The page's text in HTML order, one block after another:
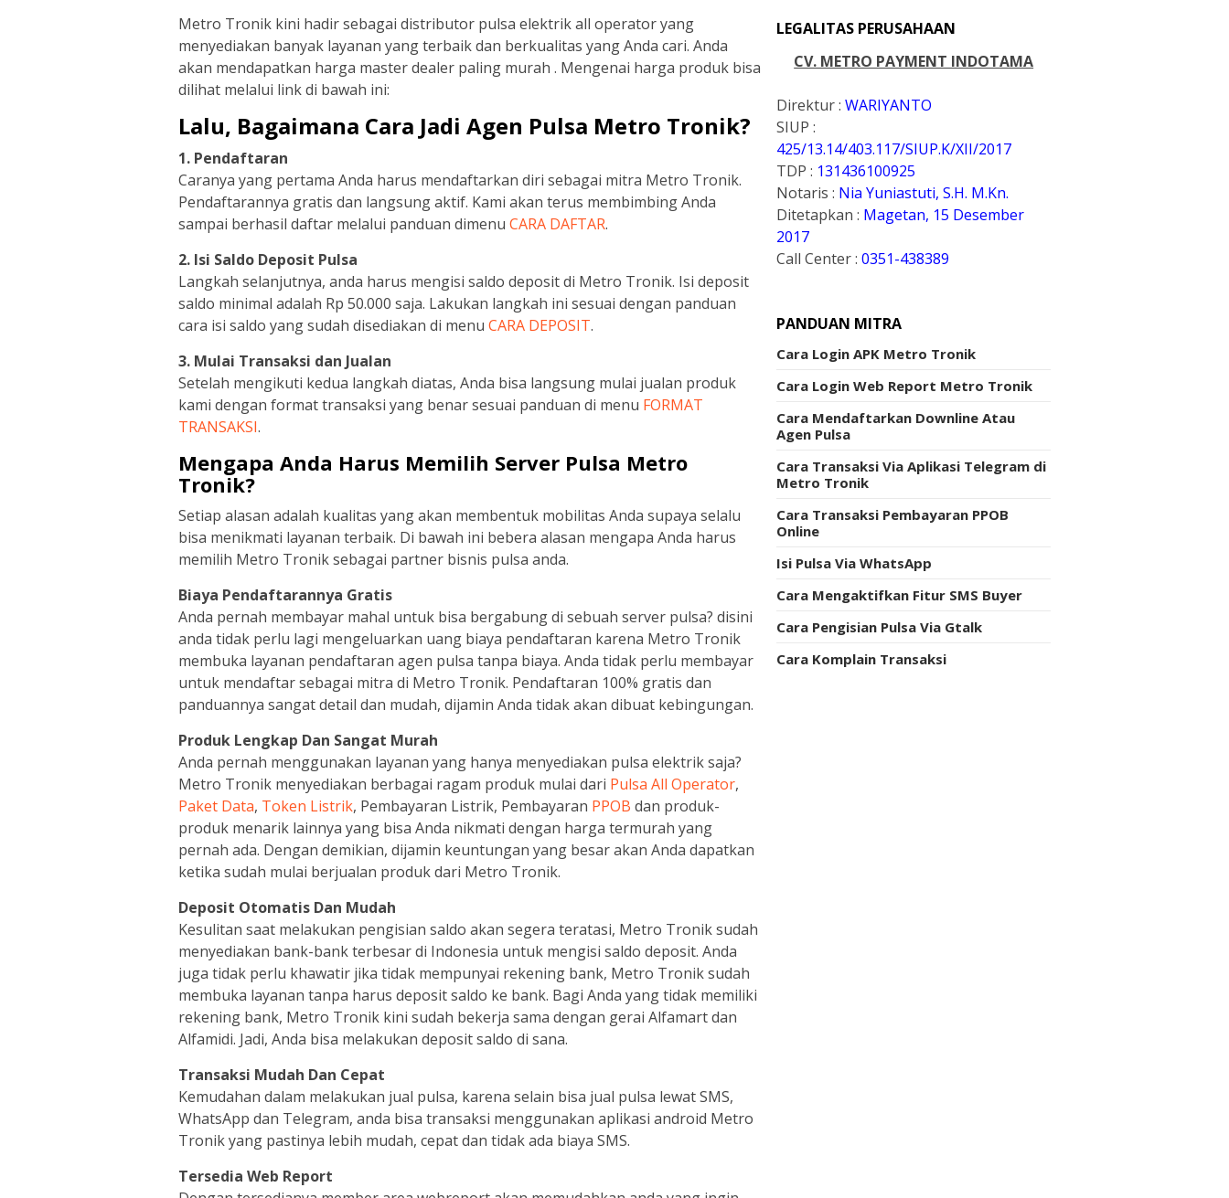
Metro Tronik kini hadir sebagai distributor pulsa elektrik all operator yang
menyediakan banyak layanan yang terbaik dan berkualitas yang Anda cari. Anda
akan mendapatkan harga master dealer paling murah . Mengenai harga produk bisa
dilihat melalui link di bawah ini:
Lalu, Bagaimana Cara Jadi Agen Pulsa Metro Tronik?
1. Pendaftaran
Caranya yang pertama Anda harus mendaftarkan diri sebagai mitra Metro Tronik.
Pendaftarannya gratis dan langsung aktif. Kami akan terus membimbing Anda
sampai berhasil daftar melalui panduan dimenu CARA DAFTAR.
2. Isi Saldo Deposit Pulsa
Langkah selanjutnya, anda harus mengisi saldo deposit di Metro Tronik. Isi deposit
saldo minimal adalah Rp 50.000 saja. Lakukan langkah ini sesuai dengan panduan
cara isi saldo yang sudah disediakan di menu CARA DEPOSIT.
3. Mulai Transaksi dan Jualan
Setelah mengikuti kedua langkah diatas, Anda bisa langsung mulai jualan produk
kami dengan format transaksi yang benar sesuai panduan di menu FORMAT
TRANSAKSI.
Mengapa Anda Harus Memilih Server Pulsa Metro
Tronik?
Setiap alasan adalah kualitas yang akan membentuk mobilitas Anda supaya selalu
bisa menikmati layanan terbaik. Di bawah ini bebera alasan mengapa Anda harus
memilih Metro Tronik sebagai partner bisnis pulsa anda.
Biaya Pendaftarannya Gratis
Anda pernah membayar mahal untuk bisa bergabung di sebuah server pulsa? disini
anda tidak perlu lagi mengeluarkan uang biaya pendaftaran karena Metro Tronik
membuka layanan pendaftaran agen pulsa tanpa biaya. Anda tidak perlu membayar
untuk mendaftar sebagai mitra di Metro Tronik. Pendaftaran 100% gratis dan
panduannya sangat detail dan mudah, dijamin Anda tidak akan dibuat kebingungan.
Produk Lengkap Dan Sangat Murah
Anda pernah menggunakan layanan yang hanya menyediakan pulsa elektrik saja?
Metro Tronik menyediakan berbagai ragam produk mulai dari Pulsa All Operator,
Paket Data, Token Listrik, Pembayaran Listrik, Pembayaran PPOB dan produk-
produk menarik lainnya yang bisa Anda nikmati dengan harga termurah yang
pernah ada. Dengan demikian, dijamin keuntungan yang besar akan Anda dapatkan
ketika sudah mulai berjualan produk dari Metro Tronik.
Deposit Otomatis Dan Mudah
Kesulitan saat melakukan pengisian saldo akan segera teratasi, Metro Tronik sudah
menyediakan bank-bank terbesar di Indonesia untuk mengisi saldo deposit. Anda
juga tidak perlu khawatir jika tidak mempunyai rekening bank, Metro Tronik sudah
membuka layanan tanpa harus deposit saldo ke bank. Bagi Anda yang tidak memiliki
rekening bank, Metro Tronik kini sudah bekerja sama dengan gerai Alfamart dan
Alfamidi. Jadi, Anda bisa melakukan deposit saldo di sana.
Transaksi Mudah Dan Cepat
Kemudahan dalam melakukan jual pulsa, karena selain bisa jual pulsa lewat SMS,
WhatsApp dan Telegram, anda bisa transaksi menggunakan aplikasi android Metro
Tronik yang pastinya lebih mudah, cepat dan tidak ada biaya SMS.
Tersedia Web Report
LEGALITAS PERUSAHAAN
CV. METRO PAYMENT INDOTAMA
Direktur :WARIYANTO
SIUP :
425/13.14/403.117/SIUP.K/XII/2017
TDP : 131436100925
Notaris : Nia Yuniastuti, S.H. M.Kn.
Ditetapkan : Magetan, 15 Desember
2017
Call Center :0351-438389
PANDUAN MITRA
Cara Login APK Metro Tronik
Cara Login Web Report Metro Tronik
Cara Mendaftarkan Downline Atau
Agen Pulsa
Cara Transaksi Via Aplikasi Telegram di
Metro Tronik
Cara Transaksi Pembayaran PPOB
Online
Isi Pulsa Via WhatsApp
Cara Mengaktifkan Fitur SMS Buyer
Cara Pengisian Pulsa Via Gtalk
Cara Komplain Transaksi